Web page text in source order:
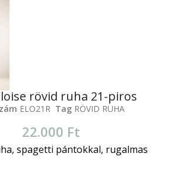
rövid ruha 21-piros
ELO21R Tag RÖVID RUHA
22.000 Ft
spagetti pántokkal, rugalmas